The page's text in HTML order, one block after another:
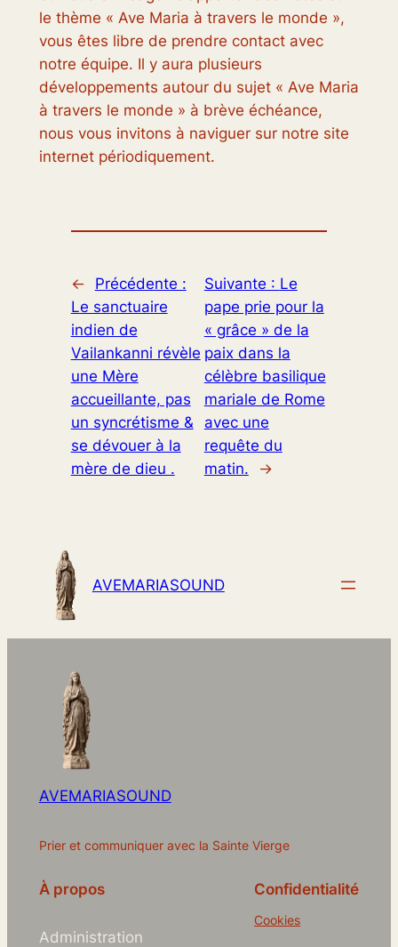
le thème « Ave Maria à travers le monde »,
vous êtes libre de prendre contact avec
notre équipe. Il y aura plusieurs
développements autour du sujet « Ave Maria
à travers le monde » à brève échéance,
nous vous invitons à naviguer sur notre site
internet périodiquement.
←
Précédente :
Le sanctuaire
indien de
Vailankanni révèle
une Mère
accueillante, pas
un syncrétisme &
se dévouer à la
mère de dieu .
Suivante : Le
pape prie pour la
« grâce » de la
paix dans la
célèbre basilique
mariale de Rome
avec une
requête du
matin.
→
AVEMARIASOUND
AVEMARIASOUND
Prier et communiquer avec la Sainte Vierge
À propos
Administration
Confidentialité
Cookies